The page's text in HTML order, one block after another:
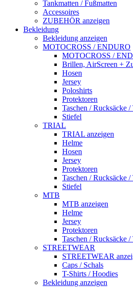
Tankmatten / Fußmatten
Accessoires
ZUBEHÖR anzeigen
Bekleidung
Bekleidung anzeigen
MOTOCROSS / ENDURO
MOTOCROSS /
Brillen, AirScreen +
Hosen
Jersey
Poloshirts
Protektoren
Taschen / Rucksäcke
Stiefel
TRIAL
TRIAL anzeigen
Helme
Hosen
Jersey
Protektoren
Taschen / Rucksäcke
Stiefel
MTB
MTB anzeigen
Helme
Jersey
Protektoren
Taschen / Rucksäcke
STREETWEAR
STREETWEAR
Caps / Schals
T-Shirts / Hoodies
Bekleidung anzeigen